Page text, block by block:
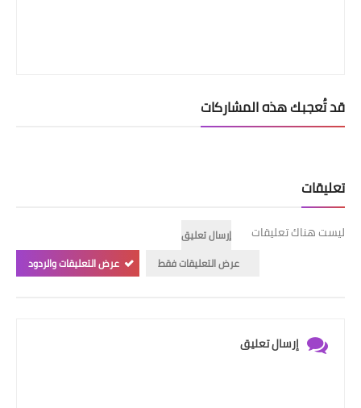
قد تُعجبك هذه المشاركات
تعليقات
ليست هناك تعليقات
إرسال تعليق
عرض التعليقات فقط
عرض التعليقات والردود
إرسال تعليق